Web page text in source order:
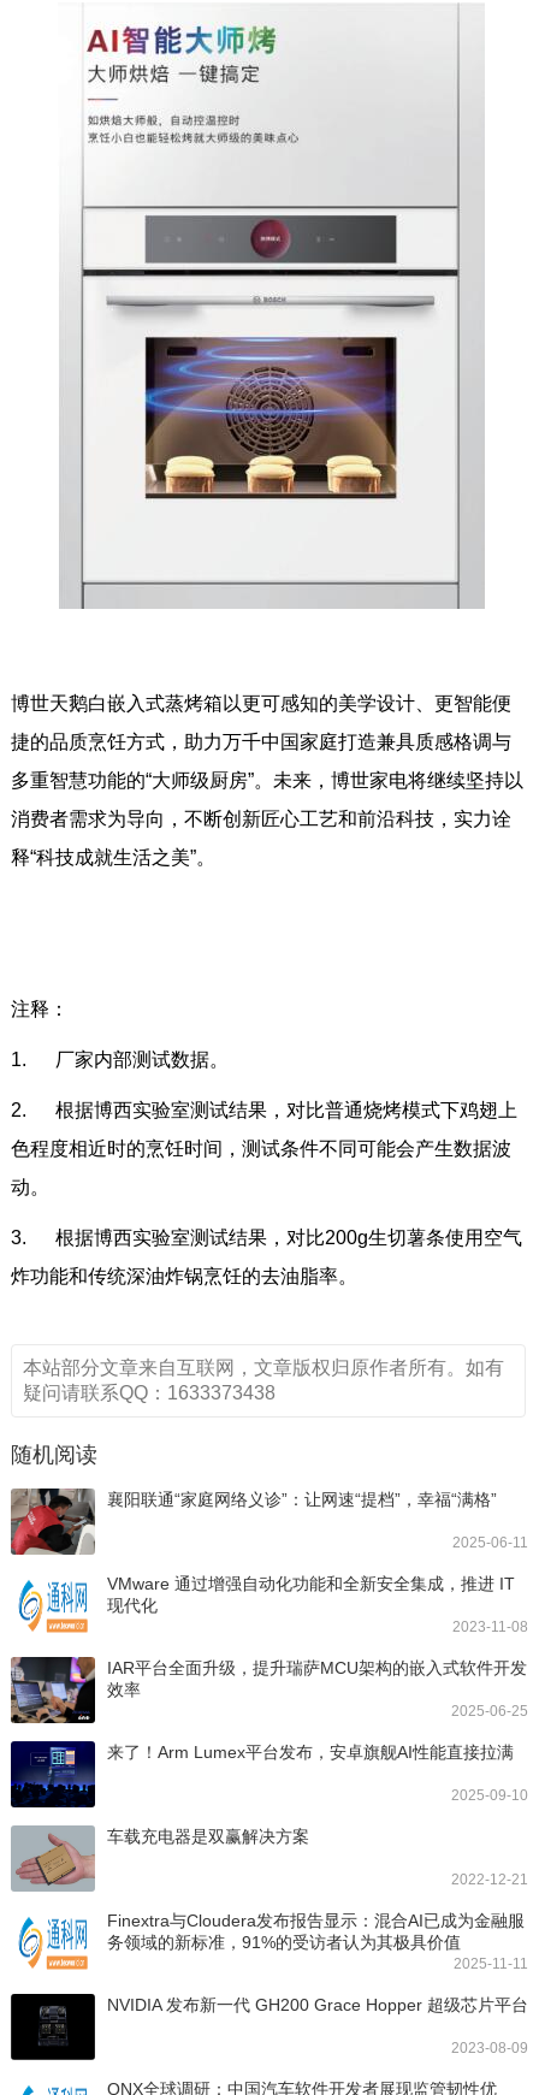
博世天鹅白嵌入式蒸烤箱以更可感知的美学设计、更智能便
捷的品质烹饪方式，助力万千中国家庭打造兼具质感格调与
多重智慧功能的“大师级厨房”。未来，博世家电将继续坚持以
消费者需求为导向，不断创新匠心工艺和前沿科技，实力诠
释“科技成就生活之美”。
注释：
1. 厂家内部测试数据。
2. 根据博西实验室测试结果，对比普通烧烤模式下鸡翅上
色程度相近时的烹饪时间，测试条件不同可能会产生数据波
动。
3. 根据博西实验室测试结果，对比200g生切薯条使用空气
炸功能和传统深油炸锅烹饪的去油脂率。
本站部分文章来自互联网，文章版权归原作者所有。如有
疑问请联系QQ：1633373438
随机阅读
襄阳联通“家庭网络义诊”：让网速“提档”，幸福“满格”
2025-06-11
VMware 通过增强自动化功能和全新安全集成，推进 IT
现代化
2023-11-08
IAR平台全面升级，提升瑞萨MCU架构的嵌入式软件开发
效率
2025-06-25
来了！Arm Lumex平台发布，安卓旗舰AI性能直接拉满
2025-09-10
车载充电器是双赢解决方案
2022-12-21
Finextra与Cloudera发布报告显示：混合AI已成为金融服
务领域的新标准，91%的受访者认为其极具价值
2025-11-11
NVIDIA 发布新一代 GH200 Grace Hopper 超级芯片平台
2023-08-09
QNX全球调研：中国汽车软件开发者展现监管韧性优